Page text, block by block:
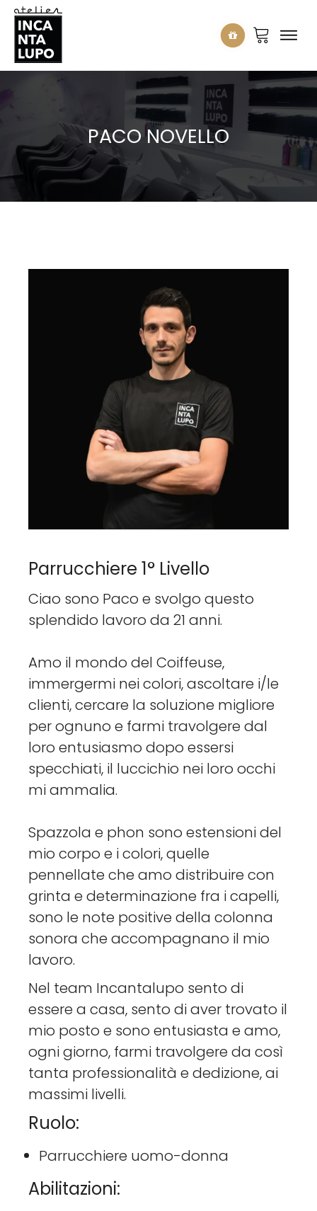
PACO NOVELLO
Parrucchiere 1° Livello
Ciao sono Paco e svolgo questo
splendido lavoro da 21 anni.
Amo il mondo del Coiffeuse,
immergermi nei colori, ascoltare i/le
clienti, cercare la soluzione migliore
per ognuno e farmi travolgere dal
loro entusiasmo dopo essersi
specchiati, il luccichio nei loro occhi
mi ammalia.
Spazzola e phon sono estensioni del
mio corpo e i colori, quelle
pennellate che amo distribuire con
grinta e determinazione fra i capelli,
sono le note positive della colonna
sonora che accompagnano il mio
lavoro.
Nel team Incantalupo sento di
essere a casa, sento di aver trovato il
mio posto e sono entusiasta e amo,
ogni giorno, farmi travolgere da così
tanta professionalità e dedizione, ai
massimi livelli.
Ruolo:
Parrucchiere uomo-donna
Abilitazioni: